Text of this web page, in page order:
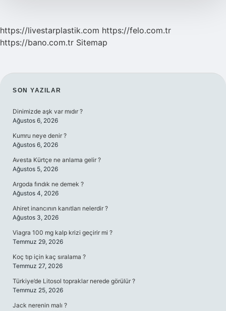
https://livestarplastik.com https://felo.com.tr
https://bano.com.tr Sitemap
SIDEBAR
SON YAZILAR
Dinimizde aşk var mıdır ?
Ağustos 6, 2026
Kumru neye denir ?
Ağustos 6, 2026
Avesta Kürtçe ne anlama gelir ?
Ağustos 5, 2026
Argoda fındık ne demek ?
Ağustos 4, 2026
Ahiret inancının kanıtları nelerdir ?
Ağustos 3, 2026
Viagra 100 mg kalp krizi geçirir mi ?
Temmuz 29, 2026
Koç tıp için kaç sıralama ?
Temmuz 27, 2026
Türkiye’de Litosol topraklar nerede görülür ?
Temmuz 25, 2026
Jack nerenin malı ?